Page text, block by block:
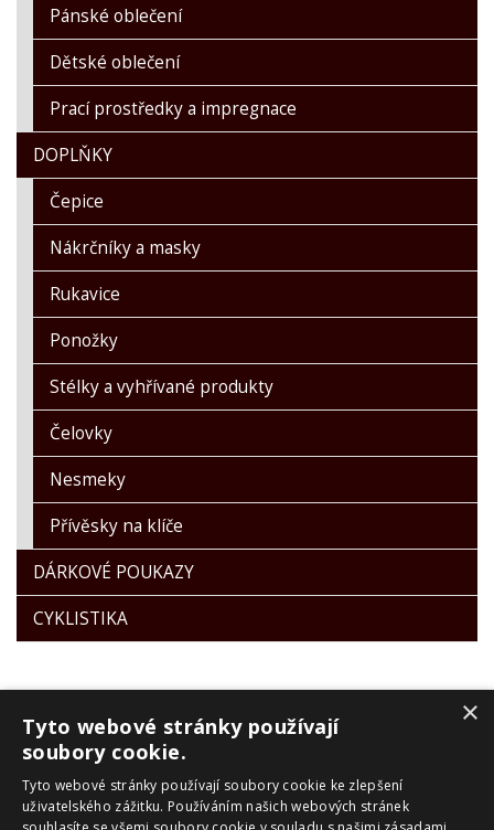
Pánské oblečení
Dětské oblečení
Prací prostředky a impregnace
DOPLŇKY
Čepice
Nákrčníky a masky
Rukavice
Ponožky
Stélky a vyhřívané produkty
Čelovky
Nesmeky
Přívěsky na klíče
DÁRKOVÉ POUKAZY
CYKLISTIKA
PRO ZÁKAZNÍKY
×
Tyto webové stránky používají
soubory cookie.
Tyto webové stránky používají soubory cookie ke zlepšení
uživatelského zážitku. Používáním našich webových stránek